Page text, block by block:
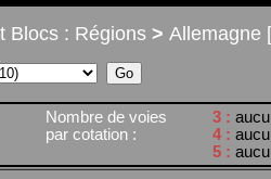
Blocs : Régions > Allemagne
Nombre de voies
par cotation :
3 :
4 :
5 :